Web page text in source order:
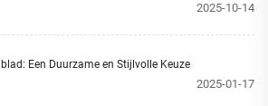
2025-10-14
Een Duurzame en Stijlvolle Keuze
2025-01-17